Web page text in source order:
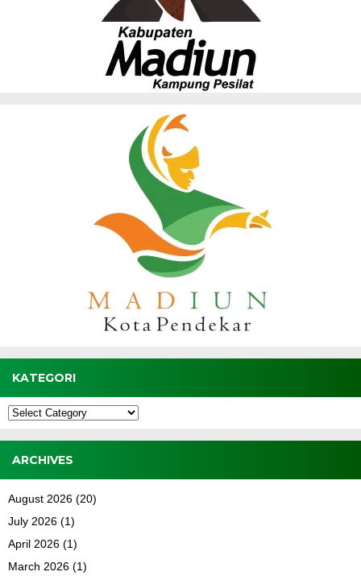
KATEGORI
Kategori
ARCHIVES
August 2026 (20)
July 2026 (1)
April 2026 (1)
March 2026 (1)